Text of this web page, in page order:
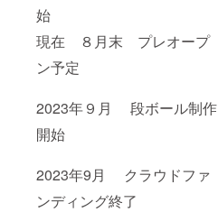
始
現在 ８月末 プレオープ
ン予定
2023年９月 段ボール制作
開始
2023年9月 クラウドファ
ンディング終了